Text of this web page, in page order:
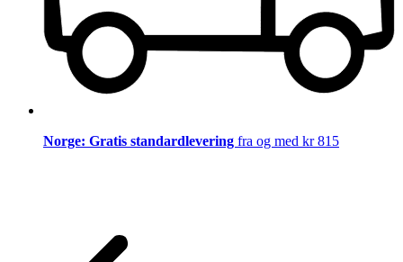
Norge: Gratis standardlevering fra og med kr 815